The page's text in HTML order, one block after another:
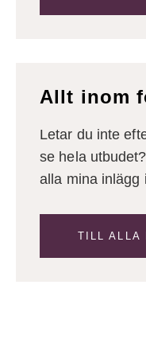
Allt inom
Letar du inte
se hela
alla mina inlägg
TILL ALLA